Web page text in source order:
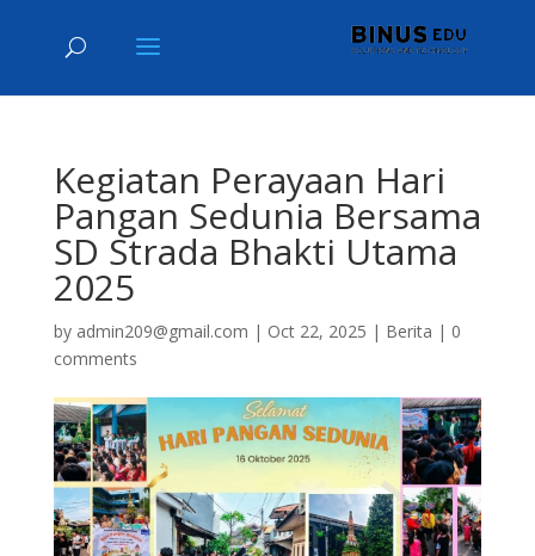
Kegiatan Perayaan Hari
Pangan Sedunia Bersama
SD Strada Bhakti Utama
2025
by admin209@gmail.com | Oct 22, 2025 | Berita | 0
comments